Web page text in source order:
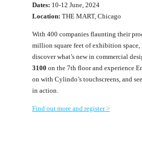
Dates: 10-12 June, 2024
Location: THE MART, Chicago
With 400 companies flaunting their
million square feet of exhibition space,
discover what’s new in commercial
3100 on the 7th floor and experience
on with Cylindo’s touchscreens, and
in action.
Find out more and register >